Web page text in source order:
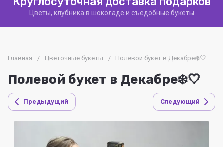
Цветы, клубника в шоколаде и съедобные букеты
Главная / Цветочные букеты / Полевой букет в Декабре❄️🤍
Полевой букет в Декабре❄️🤍
Предыдущий Следующий